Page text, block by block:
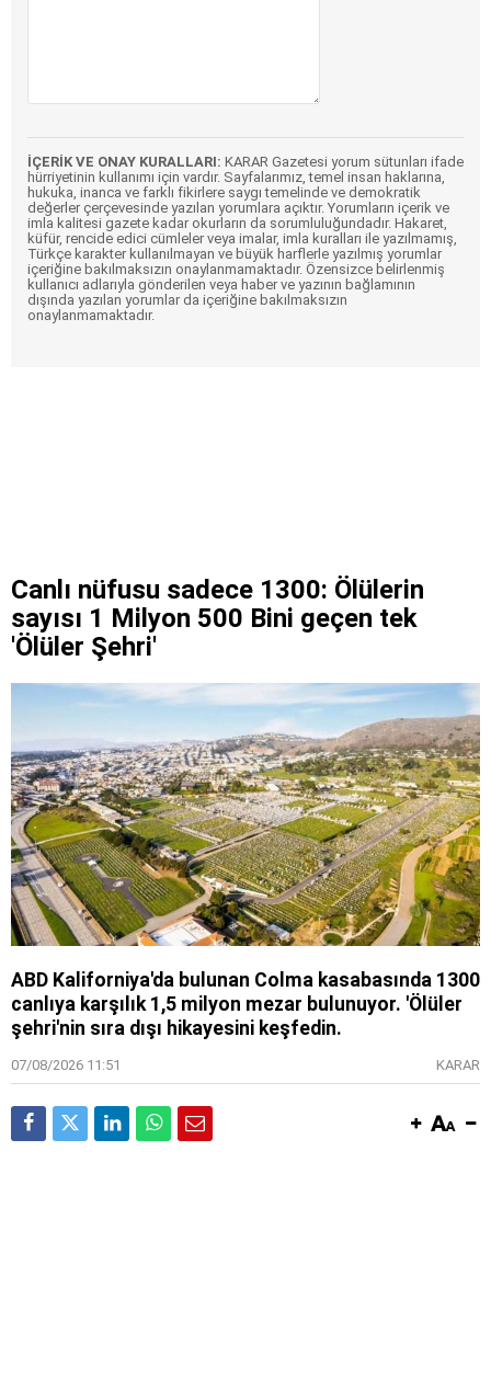
İÇERİK VE ONAY KURALLARI: KARAR Gazetesi yorum sütunları ifade
hürriyetinin kullanımı için vardır. Sayfalarımız, temel insan haklarına,
hukuka, inanca ve farklı fikirlere saygı temelinde ve demokratik
değerler çerçevesinde yazılan yorumlara açıktır. Yorumların içerik ve
imla kalitesi gazete kadar okurların da sorumluluğundadır. Hakaret,
küfür, rencide edici cümleler veya imalar, imla kuralları ile yazılmamış,
Türkçe karakter kullanılmayan ve büyük harflerle yazılmış yorumlar
içeriğine bakılmaksızın onaylanmamaktadır. Özensizce belirlenmiş
kullanıcı adlarıyla gönderilen veya haber ve yazının bağlamının
dışında yazılan yorumlar da içeriğine bakılmaksızın
onaylanmamaktadır.
Canlı nüfusu sadece 1300: Ölülerin
sayısı 1 Milyon 500 Bini geçen tek
'Ölüler Şehri'
ABD Kaliforniya'da bulunan Colma kasabasında 1300
canlıya karşılık 1,5 milyon mezar bulunuyor. 'Ölüler
şehri'nin sıra dışı hikayesini keşfedin.
07/08/2026 11:51 KARAR